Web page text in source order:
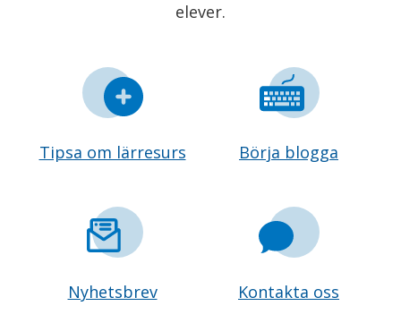
elever.
Tipsa om lärresurs Börja blogga
Nyhetsbrev Kontakta oss